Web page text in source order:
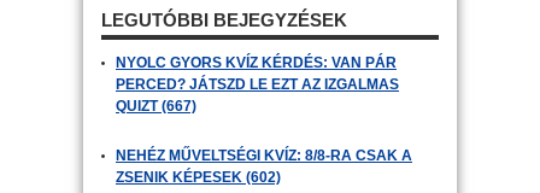
LEGUTÓBBI BEJEGYZÉSEK
NYOLC GYORS KVÍZ KÉRDÉS: VAN PÁR
PERCED? JÁTSZD LE EZT AZ IZGALMAS
QUIZT (667)
NEHÉZ MŰVELTSÉGI KVÍZ: 8/8-RA CSAK A
ZSENIK KÉPESEK (602)